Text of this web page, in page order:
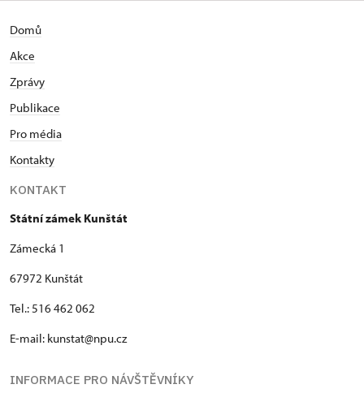
Domů
Akce
Zprávy
Publikace
Pro média
Kontakty
KONTAKT
Státní zámek Kunštát
Zámecká 1
67972 Kunštát
Tel.: 516 462 062
E-mail: kunstat@npu.cz
INFORMACE PRO NÁVŠTĚVNÍKY